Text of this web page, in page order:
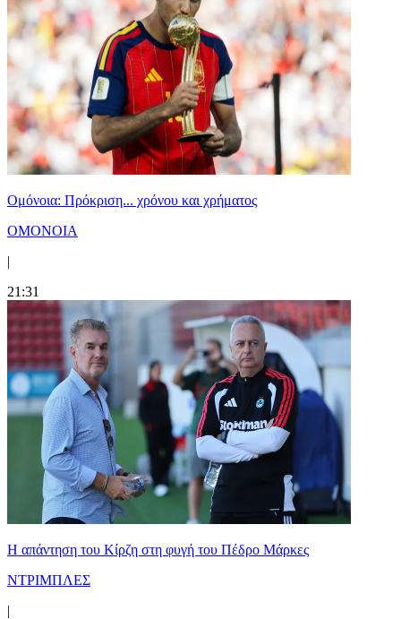
Ομόνοια: Πρόκριση... χρόνου και χρήματος
ΟΜΟΝΟΙΑ
|
21:31
Η απάντηση του Κίρζη στη φυγή του Πέδρο Μάρκες
ΝΤΡΙΜΠΛΕΣ
|